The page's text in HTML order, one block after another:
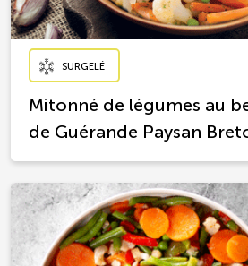
SURGELÉ
Mitonné de légumes au
de Guérande Paysan